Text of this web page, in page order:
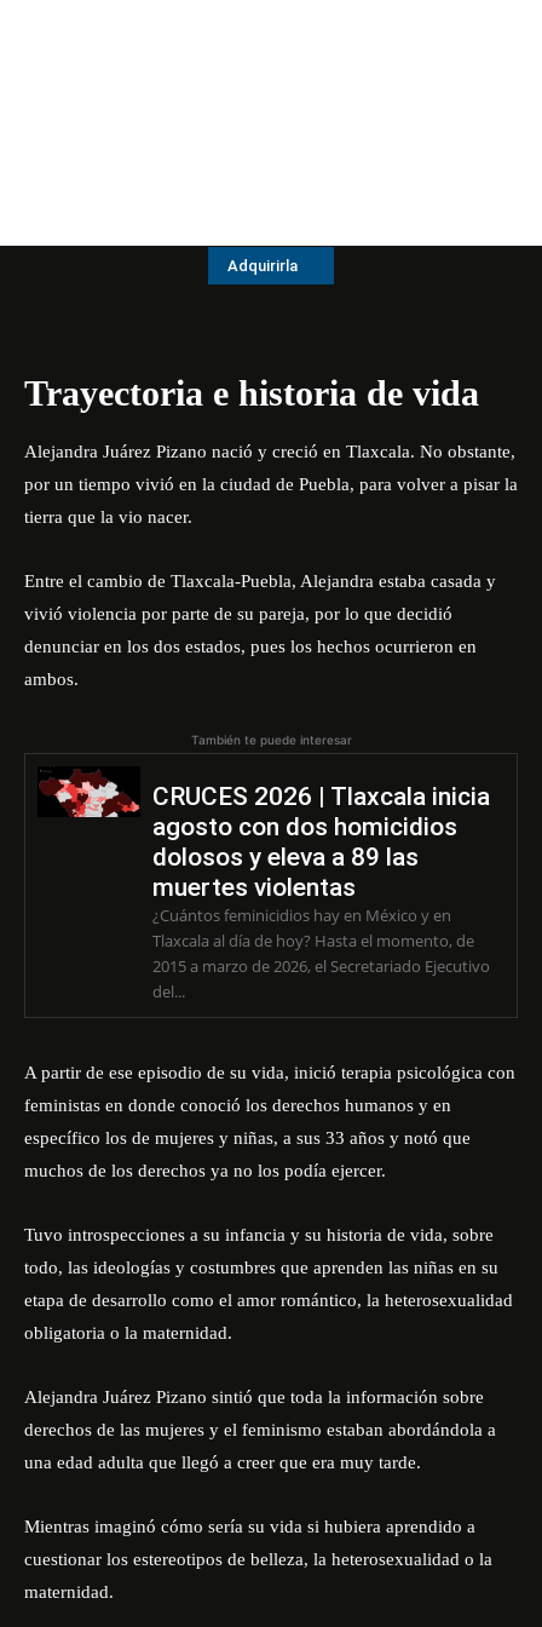
Adquirirla
Trayectoria e historia de vida
Alejandra Juárez Pizano nació y creció en Tlaxcala. No obstante,
por un tiempo vivió en la ciudad de Puebla, para volver a pisar la
tierra que la vio nacer.
Entre el cambio de Tlaxcala-Puebla, Alejandra estaba casada y
vivió violencia por parte de su pareja, por lo que decidió
denunciar en los dos estados, pues los hechos ocurrieron en
ambos.
También te puede interesar
CRUCES 2026 | Tlaxcala inicia
agosto con dos homicidios
dolosos y eleva a 89 las
muertes violentas
¿Cuántos feminicidios hay en México y en
Tlaxcala al día de hoy? Hasta el momento, de
2015 a marzo de 2026, el Secretariado Ejecutivo
del...
A partir de ese episodio de su vida, inició terapia psicológica con
feministas en donde conoció los derechos humanos y en
específico los de mujeres y niñas, a sus 33 años y notó que
muchos de los derechos ya no los podía ejercer.
Tuvo introspecciones a su infancia y su historia de vida, sobre
todo, las ideologías y costumbres que aprenden las niñas en su
etapa de desarrollo como el amor romántico, la heterosexualidad
obligatoria o la maternidad.
Alejandra Juárez Pizano sintió que toda la información sobre
derechos de las mujeres y el feminismo estaban abordándola a
una edad adulta que llegó a creer que era muy tarde.
Mientras imaginó cómo sería su vida si hubiera aprendido a
cuestionar los estereotipos de belleza, la heterosexualidad o la
maternidad.